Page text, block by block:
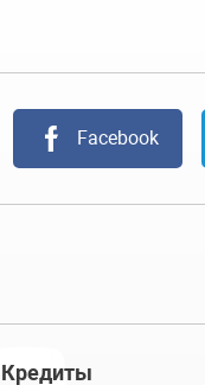
Facebook
Кредиты